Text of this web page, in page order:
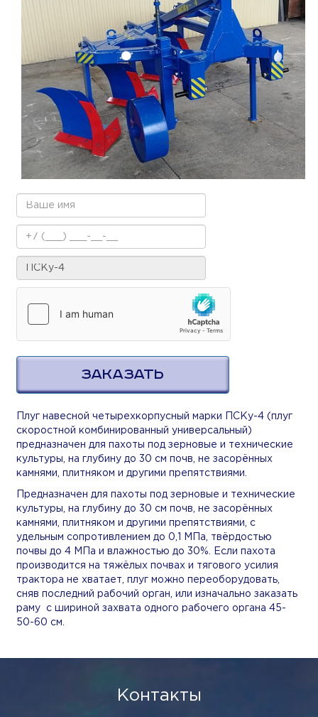
ЗАКАЗАТЬ
Плуг навесной четырехкорпусный марки ПСКу-4 (плуг
скоростной комбинированный универсальный)
предназначен для пахоты под зерновые и технические
культуры, на глубину до 30 см почв, не засорённых
камнями, плитняком и другими препятствиями.
Предназначен для пахоты под зерновые и технические
культуры, на глубину до 30 см почв, не засорённых
камнями, плитняком и другими препятствиями, с
удельным сопротивлением до 0,1 МПа, твёрдостью
почвы до 4 МПа и влажностью до 30%. Если пахота
производится на тяжёлых почвах и тягового усилия
трактора не хватает, плуг можно переоборудовать,
сняв последний рабочий орган, или изначально заказать
раму с шириной захвата одного рабочего органа 45-
50-60 см.
Контакты